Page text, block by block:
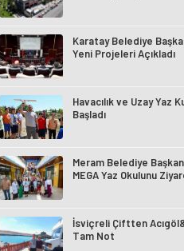
Karatay Belediye
Yeni Projeleri Açıkladı
Havacılık ve Uzay Yaz
Başladı
Meram Belediye
MEGA Yaz Okulunu
İsviçreli Çiftten
Tam Not